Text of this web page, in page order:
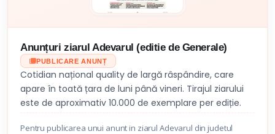
Anunțuri ziarul Adevarul (editie de Generale)
PUBLICARE ANUNȚ
Cotidian național quality de largă râspândire, care
apare în toată țara de luni până vineri. Tirajul ziarului
este de aproximativ 10.000 de exemplare per ediție.
Pentru publicarea unui anunt in ziarul Adevarul din judetul